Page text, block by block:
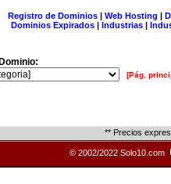
Registro de Dominios| Web Hosting |
Dominios Expirados | Industrias |
[Pág.
** Precios
© 2002/2022 Solo10.com